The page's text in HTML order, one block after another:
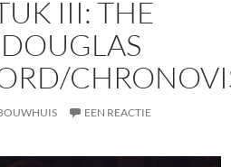
III: THE
EEN REACTIE